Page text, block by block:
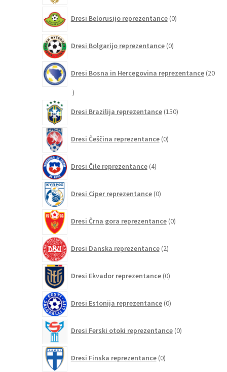
Dresi Belorusijo reprezentance 0izdelkov
Dresi Bolgarijo reprezentance 0izdelkov
Dresi Bosna in Hercegovina reprezentance 20
20
Dresi Brazilija reprezentance 150izdelkov
Dresi Češčina reprezentance 0izdelkov
Dresi Čile reprezentance 4izdelki
Dresi Ciper reprezentance 0izdelkov
Dresi Črna gora reprezentance 0izdelkov
Dresi Danska reprezentance 2izdelka
Dresi Ekvador reprezentance 0izdelkov
Dresi Estonija reprezentance 0izdelkov
Dresi Ferski otoki reprezentance 0izdelkov
Dresi Finska reprezentance 0izdelkov